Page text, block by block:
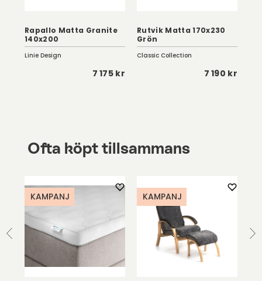
Rapallo Matta Granite
140x200
Linie Design
7 175 kr
Rutvik Matta 170x230
Grön
Classic Collection
7 190 kr
Ofta köpt tillsammans
KAMPANJ KAMPANJ